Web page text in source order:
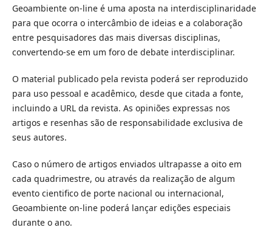
Geoambiente on-line é uma aposta na interdisciplinaridade
para que ocorra o intercâmbio de ideias e a colaboração
entre pesquisadores das mais diversas disciplinas,
convertendo-se em um foro de debate interdisciplinar.
O material publicado pela revista poderá ser reproduzido
para uso pessoal e acadêmico, desde que citada a fonte,
incluindo a URL da revista. As opiniões expressas nos
artigos e resenhas são de responsabilidade exclusiva de
seus autores.
Caso o número de artigos enviados ultrapasse a oito em
cada quadrimestre, ou através da realização de algum
evento cientifico de porte nacional ou internacional,
Geoambiente on-line poderá lançar edições especiais
durante o ano.